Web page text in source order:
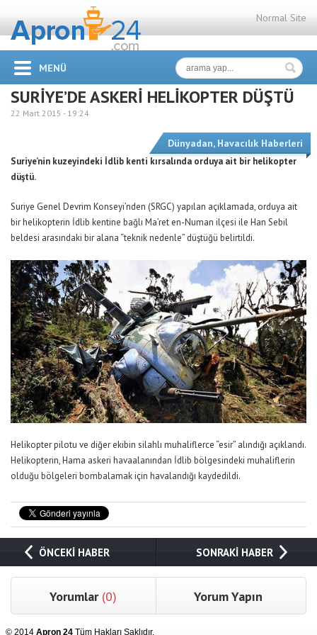
Normal Site
MENÜ
SURİYE’DE ASKERİ HELİKOPTER DÜŞTÜ
22 Mart 2015 - 19:24
Dünyadan, Havacılık Haberleri
Suriye’nin kuzeyindeki İdlib kenti kırsalında orduya ait bir helikopter
düştü.
Suriye Genel Devrim Konseyi’nden (SRGC) yapılan açıklamada, orduya ait
bir helikopterin İdlib kentine bağlı Ma’ret en-Numan ilçesi ile Han Sebil
beldesi arasındaki bir alana “teknik nedenle” düştüğü belirtildi.
Helikopter pilotu ve diğer ekibin silahlı muhaliflerce “esir” alındığı açıklandı.
Helikopterin, Hama askeri havaalanından İdlib bölgesindeki muhaliflerin
olduğu bölgeleri bombalamak için havalandığı kaydedildi.
ÖNCEKİ HABER SONRAKİ HABER
Yorumlar (0) Yorum Yapın
© 2014 Apron 24 Tüm Hakları Saklıdır.